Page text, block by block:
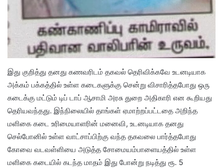
இது குறித்து தனது கணவரிடம் தகவல் தெரிவிக்கவே உடனடியாக
அக்கம் பக்கத்தில் உள்ள கடைகளுக்கு சென்று விசாரித்தபோது ஒரு
கடைக்கு மட்டும் டிப் டாப் ஆசாமி அரசு துறை அதிகாரி என கூறியது
தெரியவந்தது. இந்நிலையில் தாங்கள் ஏமாற்றப்பட்டதை அறிந்த
மளிகை கடை உரிமையாளரின் மனைவி, உடனடியாக தனது
செல்போனில் உள்ள வாட்சாப்பிற்கு வந்த தகவலை பார்த்தபோது
கோவை வடவள்ளியை அடுத்த சோமையம்பாளையத்தில் உள்ள
மளிகை கடையில் கடந்த மாதம் இது போன்று நடித்து ரூ. 5